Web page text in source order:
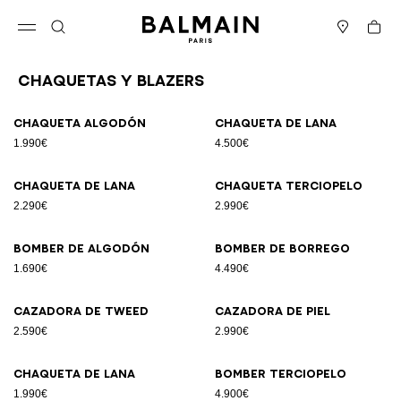
Cesta
Chaquetas Y Blazers
Chaqueta algodón
1.990€
Chaqueta de lana
4.500€
Chaqueta de lana
2.290€
Chaqueta terciopelo
2.990€
Bomber de algodón
1.690€
Bomber de borrego
4.490€
Cazadora de tweed
2.590€
Cazadora de piel
2.990€
Chaqueta de lana
1.990€
Bomber terciopelo
4.900€